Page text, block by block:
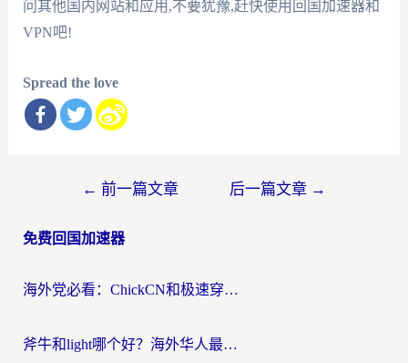
问其他国内网站和应用,不要犹豫,赶快使用回国加速器和
VPN吧!
Spread the love
导
← 前一篇文章 后一篇文章 →
免费回国加速器
海外党必看：ChickCN和极速穿梭VPN好用吗？3招教你选对回国加速器无缝刷国内资源
斧牛和light哪个好？海外华人最关心的回国加速器选择难题，一篇讲透